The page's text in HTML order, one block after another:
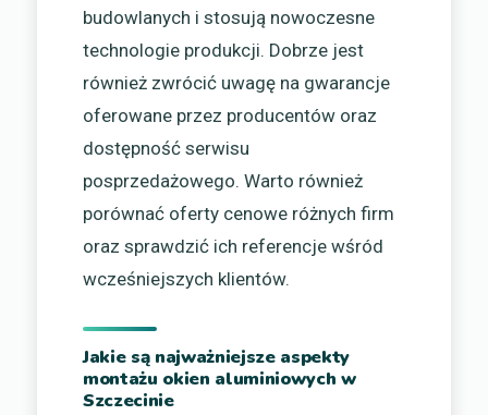
budowlanych i stosują nowoczesne
technologie produkcji. Dobrze jest
również zwrócić uwagę na gwarancje
oferowane przez producentów oraz
dostępność serwisu
posprzedażowego. Warto również
porównać oferty cenowe różnych firm
oraz sprawdzić ich referencje wśród
wcześniejszych klientów.
Jakie są najważniejsze aspekty
montażu okien aluminiowych w
Szczecinie